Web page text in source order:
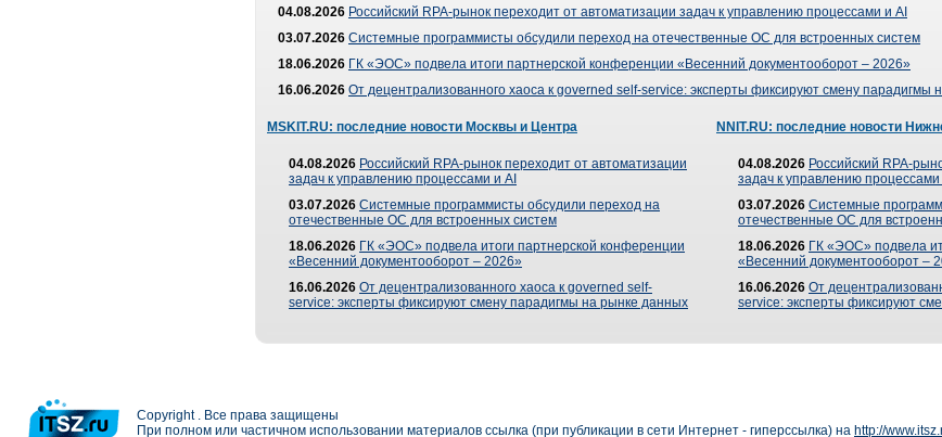
04.08.2026 Российский RPA-рынок переходит от автоматизации задач к управлению процессами и AI
03.07.2026 Системные программисты обсудили переход на отечественные ОС для встроенных систем
18.06.2026 ГК «ЭОС» подвела итоги партнерской конференции «Весенний документооборот – 2026»
16.06.2026 От децентрализованного хаоса к governed self-service: эксперты фиксируют смену парадигмы
MSKIT.RU: последние новости Москвы и Центра
04.08.2026 Российский RPA-рынок переходит от автоматизации
задач к управлению процессами и AI
03.07.2026 Системные программисты обсудили переход на
отечественные ОС для встроенных систем
18.06.2026 ГК «ЭОС» подвела итоги партнерской конференции
«Весенний документооборот – 2026»
16.06.2026 От децентрализованного хаоса к governed self-
service: эксперты фиксируют смену парадигмы на рынке данных
NNIT.RU: последние новости
04.08.2026 Российский RPA-
задач к управлению процессами
03.07.2026 Системные
отечественные ОС для
18.06.2026 ГК «ЭОС» подвела
«Весенний документооборот –
16.06.2026 От
service: эксперты фиксируют
Copyright . Все права защищены
При полном или частичном использовании материалов ссылка (при публикации в сети Интернет - гиперссылка) на http://